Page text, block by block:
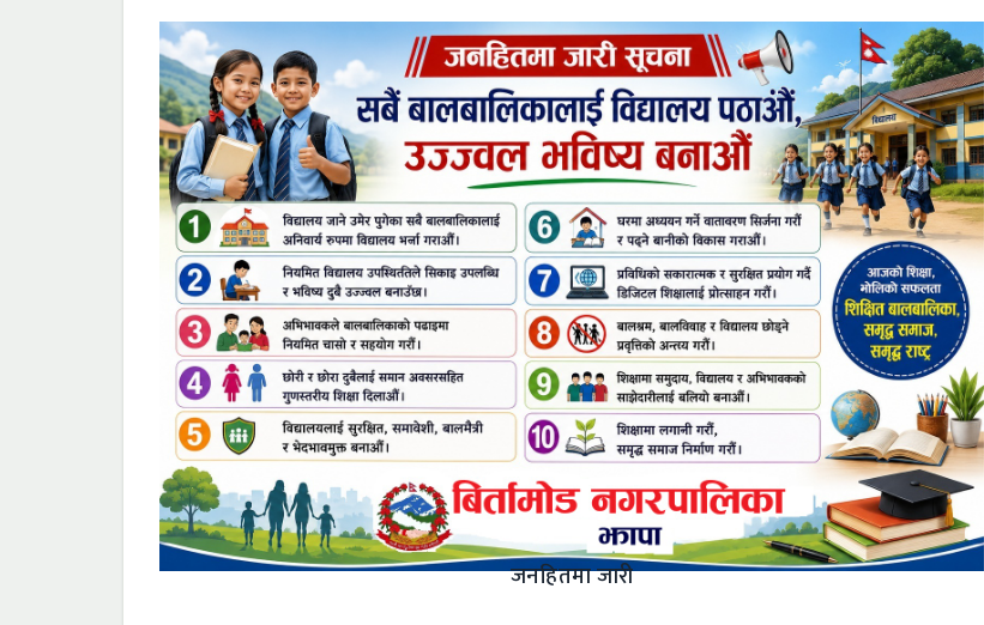
जनहितमा जारी